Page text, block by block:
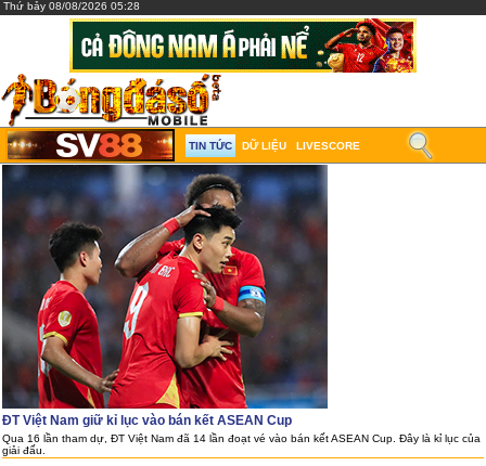
Thứ bảy 08/08/2026 05:28
TIN TỨC DỮ LIỆU LIVESCORE
ĐT Việt Nam giữ kỉ lục vào bán kết ASEAN Cup
Qua 16 lần tham dự, ĐT Việt Nam đã 14 lần đoạt vé vào bán kết ASEAN Cup. Đây là kỉ lục của
giải đấu.